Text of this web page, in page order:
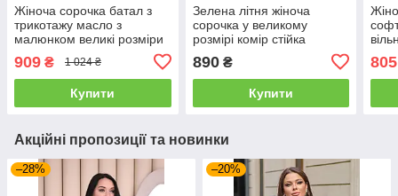
Жіноча сорочка батал з
трикотажу масло з
малюнком великі розміри
909 ₴ 1 024 ₴
Купити
Зелена літня жіноча
сорочка у великому
розмірі комір стійка
890₴
Купити
805
Акційні пропозиції та новинки
–28% –20%